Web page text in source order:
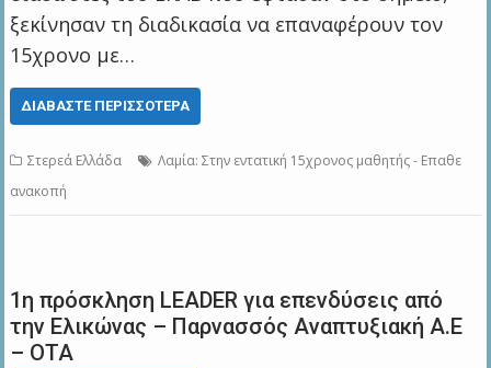
ξεκίνησαν τη διαδικασία να επαναφέρουν τον
15χρονο με…
ΔΙΑΒΆΣΤΕ ΠΕΡΙΣΣΌΤΕΡΑ
Στερεά Ελλάδα
Λαμία: Στην εντατική 15χρονος μαθητής - Επαθε
ανακοπή
1η πρόσκληση LEADER για επενδύσεις από
την Ελικώνας – Παρνασσός Αναπτυξιακή Α.Ε
– ΟΤΑ